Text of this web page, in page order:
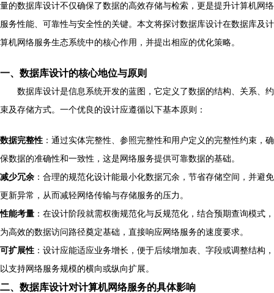
量的数据库设计不仅确保了数据的高效存储与检索，更是提升计算机网络
服务性能、可靠性与安全性的关键。本文将探讨数据库设计在数据库及计
算机网络服务生态系统中的核心作用，并提出相应的优化策略。
一、数据库设计的核心地位与原则
数据库设计是信息系统开发的蓝图，它定义了数据的结构、关系、约
束及存储方式。一个优良的设计应遵循以下基本原则：
数据完整性 ：通过实体完整性、参照完整性和用户定义的完整性约束，确
保数据的准确性和一致性，这是网络服务提供可靠数据的基础。
减少冗余 ：合理的规范化设计能最小化数据冗余，节省存储空间，并避免
更新异常，从而减轻网络传输与存储服务的压力。
性能考量 ：在设计阶段就需权衡规范化与反规范化，结合预期查询模式，
为高效的数据访问路径奠定基础，直接响应网络服务的速度要求。
可扩展性 ：设计应能适应业务增长，便于后续增加表、字段或调整结构，
以支持网络服务规模的横向或纵向扩展。
二、数据库设计对计算机网络服务的具体影响